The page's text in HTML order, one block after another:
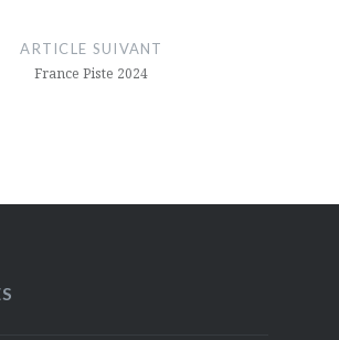
ARTICLE SUIVANT
France Piste 2024